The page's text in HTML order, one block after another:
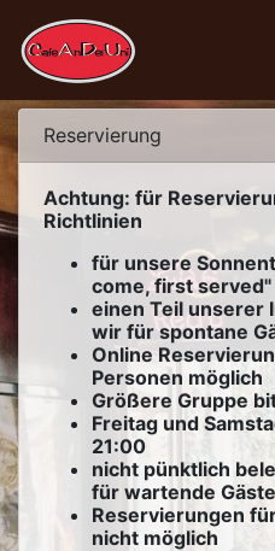
Reservierung
Achtung: für
Richtlinien
für unsere
come, first served"
einen Teil unserer
wir für spontane
Online
Personen möglich
Größere Gruppe
Freitag und
21:00
nicht pünktlich
für wartende
Reservierungen
nicht möglich